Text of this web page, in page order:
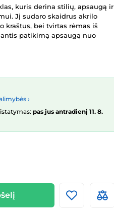
kuris derina stilių, apsaugą ir
Jį sudaro skaidrus akrilo
kraštus, bei tvirtas rėmas iš
patikimą apsaugą nuo
›
pas jus antradienį 11. 8.